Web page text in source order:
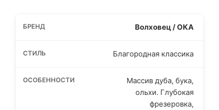
Волховец / ОКА
Благородная классика
Массив дуба, бука,
ольхи. Глубокая
фрезеровка,